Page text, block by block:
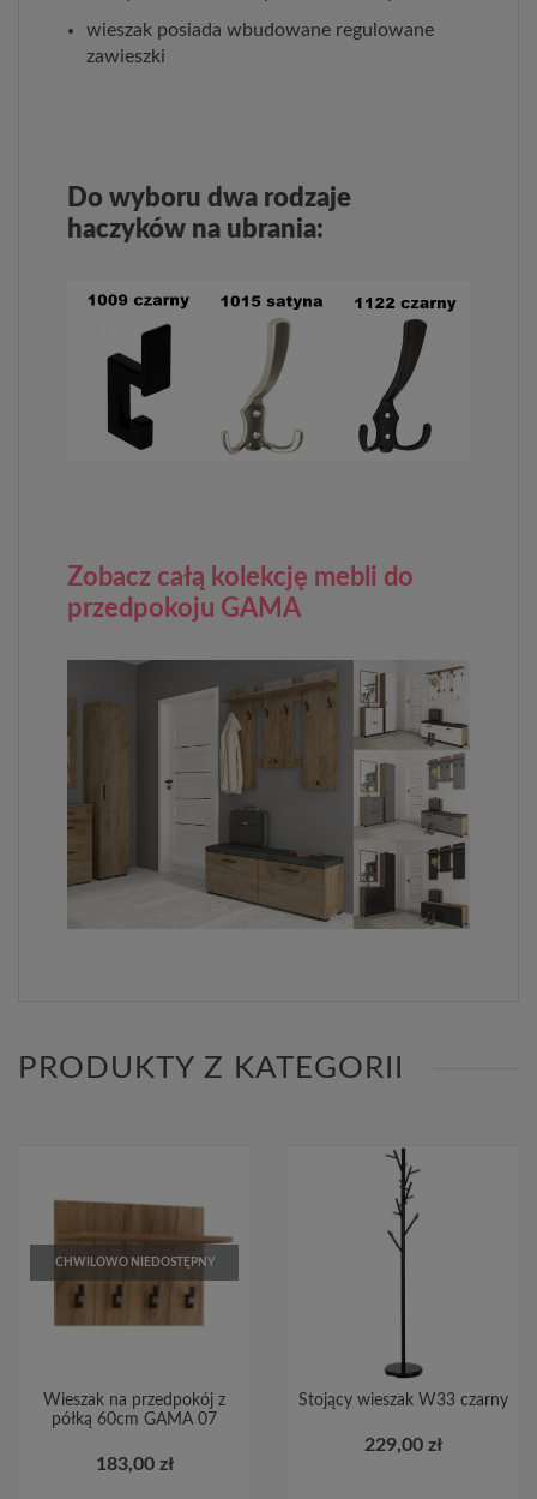
wieszak posiada wbudowane regulowane
zawieszki
Do wyboru dwa rodzaje
haczyków na ubrania:
Zobacz całą kolekcję mebli do
przedpokoju GAMA
PRODUKTY Z KATEGORII
CHWILOWO NIEDOSTĘPNY
Wieszak na przedpokój z
półką 60cm GAMA 07
183,00 zł
Stojący wieszak W33 czarny
229,00 zł